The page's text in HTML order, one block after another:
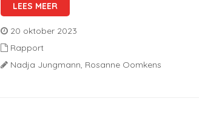
LEES MEER
20 oktober 2023
Rapport
Nadja Jungmann, Rosanne Oomkens